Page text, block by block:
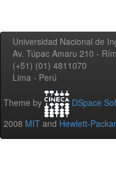
Universidad Nacional de
Av. Túpac Amaru 210 -
(+51) (01) 4811070
Lima - Perú
Theme by DSpace
2008 MIT and Hewlett-